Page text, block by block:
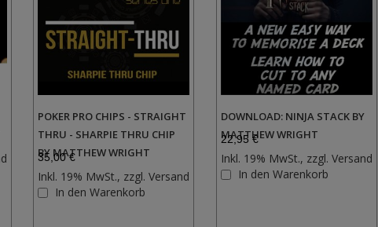
Wunschliste
hinzufügen
POKER PRO CHIPS - STRAIGHT
THRU - SHARPIE THRU CHIP
BY MATTHEW WRIGHT
35,00 €
Inkl. 19% MwSt., zzgl.Versand
In den Warenkorb
DOWNLOAD: NINJA STACK BY
MATTHEW WRIGHT
22,95 €
Inkl. 19% MwSt., zzgl. Versand
In den Warenkorb